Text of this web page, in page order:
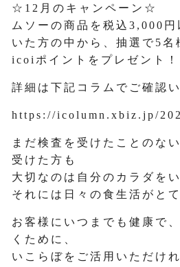
☆12月のキャンペーン☆
ムソーの商品を税込3,000
いた方の中から、抽選で5
icoiポイントをプレゼント！
詳細は下記コラムでご確認
https://icolumn.xbiz.jp/
まだ検査を受けたことのな
受けた方も
大切なのは自分のカラダを
それには日々の食生活がと
お客様にいつまでも健康で
くために、
いこらぼをご活用いただけ